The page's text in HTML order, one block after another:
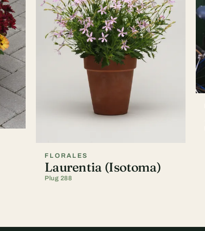
FLORALES
Laurentia (Isotoma)
Plug 288